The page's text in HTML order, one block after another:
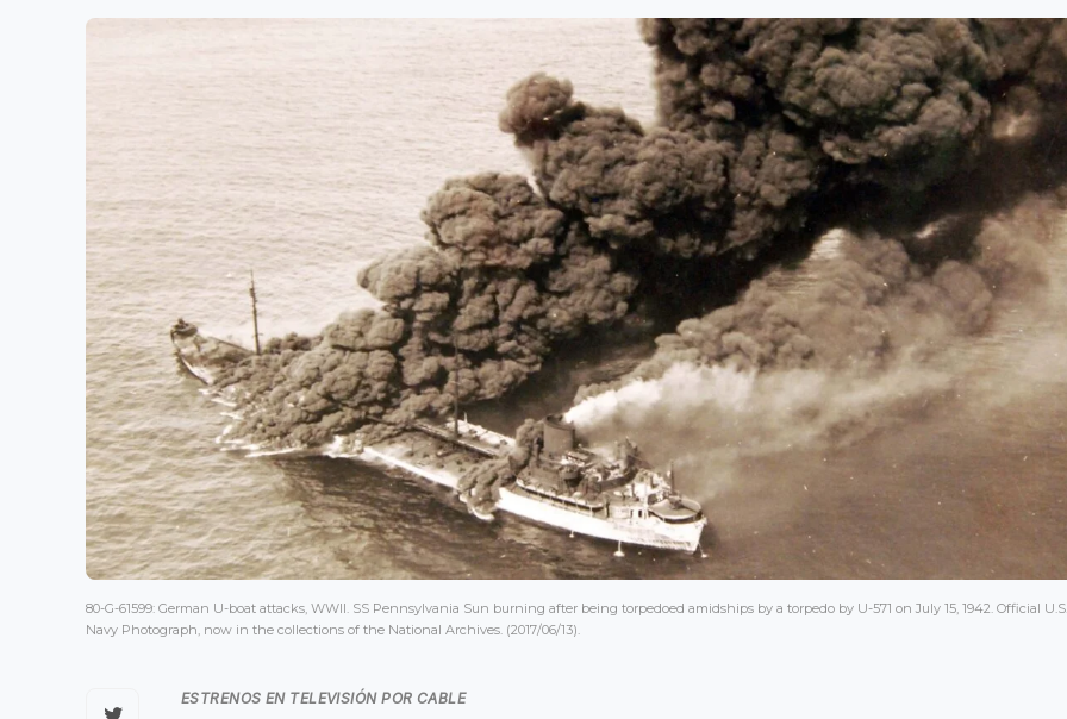
80-G-61599: German U-boat attacks, WWII. SS Pennsylvania Sun burning after being torpedoed amidships by a torpedo by U-571 on July 15, 1942. Official U.S.
Navy Photograph, now in the collections of the National Archives. (2017/06/13).
ESTRENOS EN TELEVISIÓN POR CABLE